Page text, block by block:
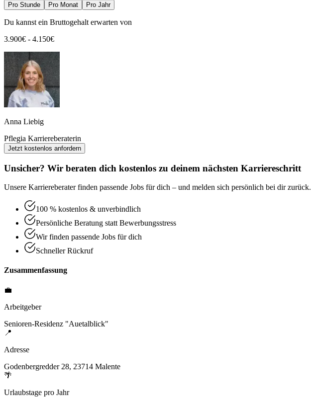
Pro Stunde Pro Monat Pro Jahr
Du kannst ein Bruttogehalt erwarten von
3.900€ - 4.150€
Anna Liebig
Pflegia Karriereberaterin
Jetzt kostenlos anfordern
Unsicher? Wir beraten dich kostenlos zu deinem nächsten Karriereschritt
Unsere Karriereberater finden passende Jobs für dich – und melden sich persönlich bei dir zurück.
100 % kostenlos & unverbindlich
Persönliche Beratung statt Bewerbungsstress
Wir finden passende Jobs für dich
Schneller Rückruf
Zusammenfassung
💼
Arbeitgeber
Senioren-Residenz "Auetalblick"
📍
Adresse
Godenbergredder 28, 23714 Malente
🌴
Urlaubstage pro Jahr